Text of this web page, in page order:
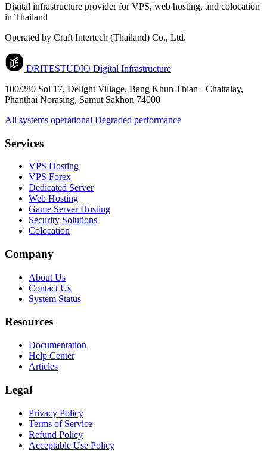
Digital infrastructure provider for VPS, web hosting, and colocation
in Thailand
Operated by Craft Intertech (Thailand) Co., Ltd.
DRITESTUDIO Digital Infrastructure
100/280 Soi 17, Delight Village, Bang Khun Thian - Chaitalay,
Phanthai Norasing, Samut Sakhon 74000
All systems operational Degraded performance
Services
VPS Hosting
VPS Forex
Dedicated Server
Web Hosting
Game Server Hosting
Security Solutions
Colocation
Company
About Us
Contact Us
System Status
Resources
Documentation
Help Center
Articles
Legal
Privacy Policy
Terms of Service
Refund Policy
Acceptable Use Policy